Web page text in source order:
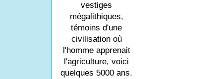
vestiges
mégalithiques,
témoins d'une
civilisation où
l'homme apprenait
l'agriculture, voici
quelques 5000 ans,